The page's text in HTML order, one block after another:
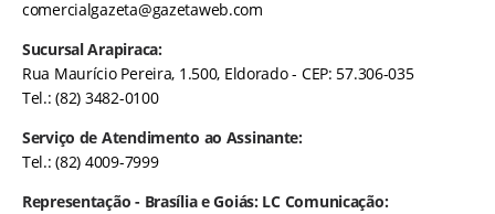
comercialgazeta@gazetaweb.com
Sucursal Arapiraca:
Rua Maurício Pereira, 1.500, Eldorado - CEP: 57.306-035
Tel.: (82) 3482-0100
Serviço de Atendimento ao Assinante:
Tel.: (82) 4009-7999
Representação - Brasília e Goiás: LC Comunicação: